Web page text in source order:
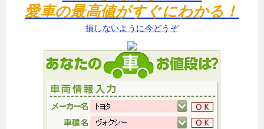
愛車の最高値がすぐにわかる！
損しないように今どうぞ